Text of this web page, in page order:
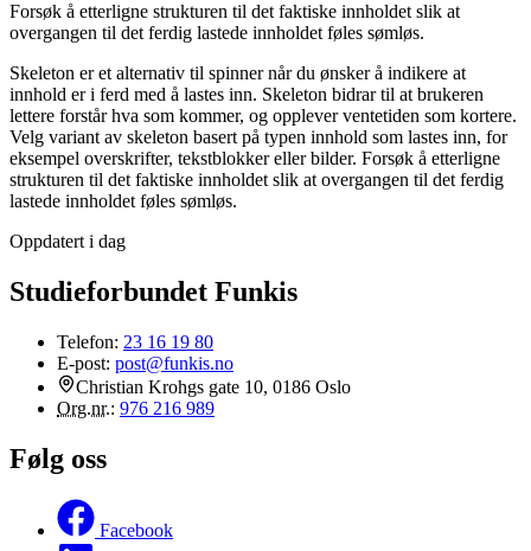
Forsøk å etterligne strukturen til det faktiske innholdet slik at
overgangen til det ferdig lastede innholdet føles sømløs.
Skeleton er et alternativ til spinner når du ønsker å indikere at
innhold er i ferd med å lastes inn. Skeleton bidrar til at brukeren
lettere forstår hva som kommer, og opplever ventetiden som kortere.
Velg variant av skeleton basert på typen innhold som lastes inn, for
eksempel overskrifter, tekstblokker eller bilder. Forsøk å etterligne
strukturen til det faktiske innholdet slik at overgangen til det ferdig
lastede innholdet føles sømløs.
Oppdatert i dag
Studieforbundet Funkis
Telefon: 23 16 19 80
E-post: post@funkis.no
Christian Krohgs gate 10, 0186 Oslo
Org.nr.: 976 216 989
Følg oss
Facebook